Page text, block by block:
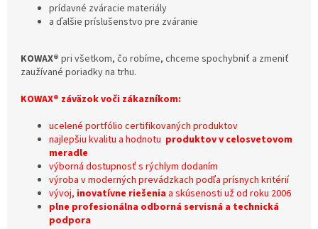
prídavné zváracie materiály
a ďalšie príslušenstvo pre zváranie
KOWAX® pri všetkom, čo robíme, chceme spochybniť a zmeniť
zaužívané poriadky na trhu.
KOWAX® záväzok voči zákazníkom:
ucelené portfólio certifikovaných produktov
najlepšiu kvalitu a hodnotu produktov v celosvetovom
meradle
výborná dostupnosť s rýchlym dodaním
výroba v moderných prevádzkach podľa prísnych kritérií
vývoj, inovatívne riešenia a skúsenosti už od roku 2006
plne profesionálna odborná servisná a technická
podpora